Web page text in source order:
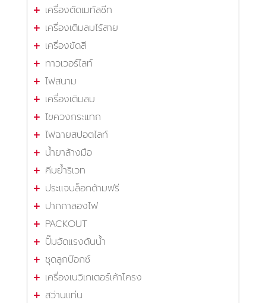
เครื่องตัดเมทัลชีท
เครื่องเติมลมไร้สาย
เครื่องขัดสี
ทาวเวอร์ไลท์
ไฟสนาม
เครื่องเติมลม
ไขควงกระแทก
ไฟฉายสปอตไลท์
น้ำยาล้างมือ
คีมย้ำริเวท
ประแจบล็อกด้ามฟรี
ปากกาลองไฟ
PACKOUT
ปั๊มอัดแรงดันน้ำ
ชุดลูกบ๊อกซ์
เครื่องเนวิเกเตอร์เค้าโครง
สว่านแท่น